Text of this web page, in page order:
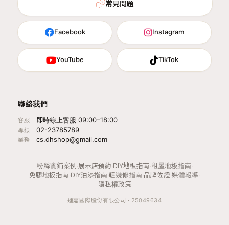
常見問題
Facebook Instagram
YouTube TikTok
聯絡我們
客服 即時線上客服 09:00–18:00
專線 02-23785789
業務 cs.dhshop@gmail.com
粉絲實鋪案例 ·展示店預約·DIY地板指南 ·租屋地板指南·
免膠地板指南 ·DIY油漆指南·輕裝修指南·品牌佐證·媒體報導·
隱私權政策
運嘉國際股份有限公司 · 25049634